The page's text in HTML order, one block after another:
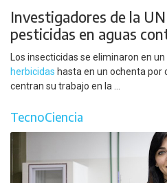
Investigadores de la
pesticidas en aguas
Los insecticidas se eliminaron en
herbicidas hasta en un ochenta por
centran su trabajo en la ...
TecnoCiencia